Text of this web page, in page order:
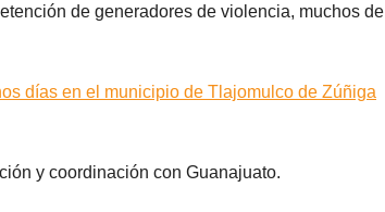
de generadores de violencia, muchos de
días en el municipio de Tlajomulco de Zúñiga
y coordinación con Guanajuato.